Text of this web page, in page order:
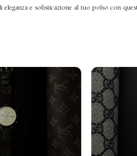
e sofisticazione al tuo polso con